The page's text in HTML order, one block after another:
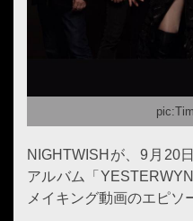
NIGHTWISHが、9月20
アルバム「
メイキング動画のエピソ